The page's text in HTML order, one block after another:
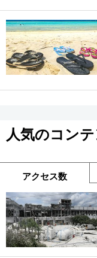
人気のコン
アクセス数